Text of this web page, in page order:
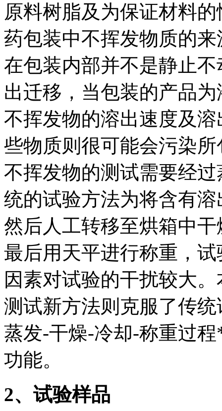
原料树脂及为保证材料
药包装中不挥发物质的
在包装内部并不是静止
出迁移，当包装的产品
不挥发物的溶出速度及
些物质则很可能会污染
不挥发物的测试需要经
统的试验方法为将含有
然后人工转移至烘箱中
最后用天平进行称重，
因素对试验的干扰较大
测试新方法则克服了传
蒸发-干燥-冷却-称重过
功能。
2、试验样品